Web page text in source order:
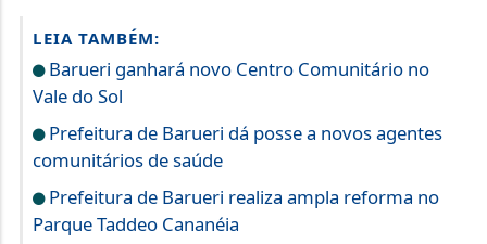
LEIA TAMBÉM:
Barueri ganhará novo Centro Comunitário no
Vale do Sol
Prefeitura de Barueri dá posse a novos agentes
comunitários de saúde
Prefeitura de Barueri realiza ampla reforma no
Parque Taddeo Cananéia